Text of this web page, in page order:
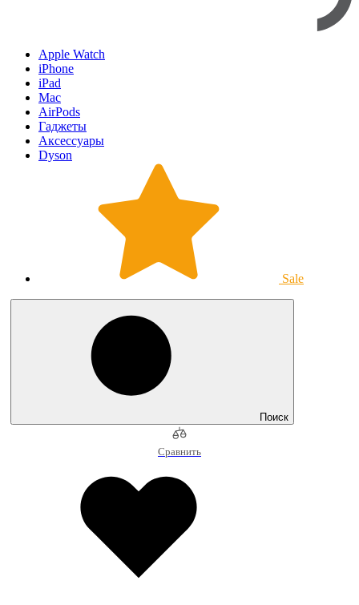
Apple Watch
iPhone
iPad
Mac
AirPods
Гаджеты
Аксессуары
Dyson
Sale
Поиск
Сравнить